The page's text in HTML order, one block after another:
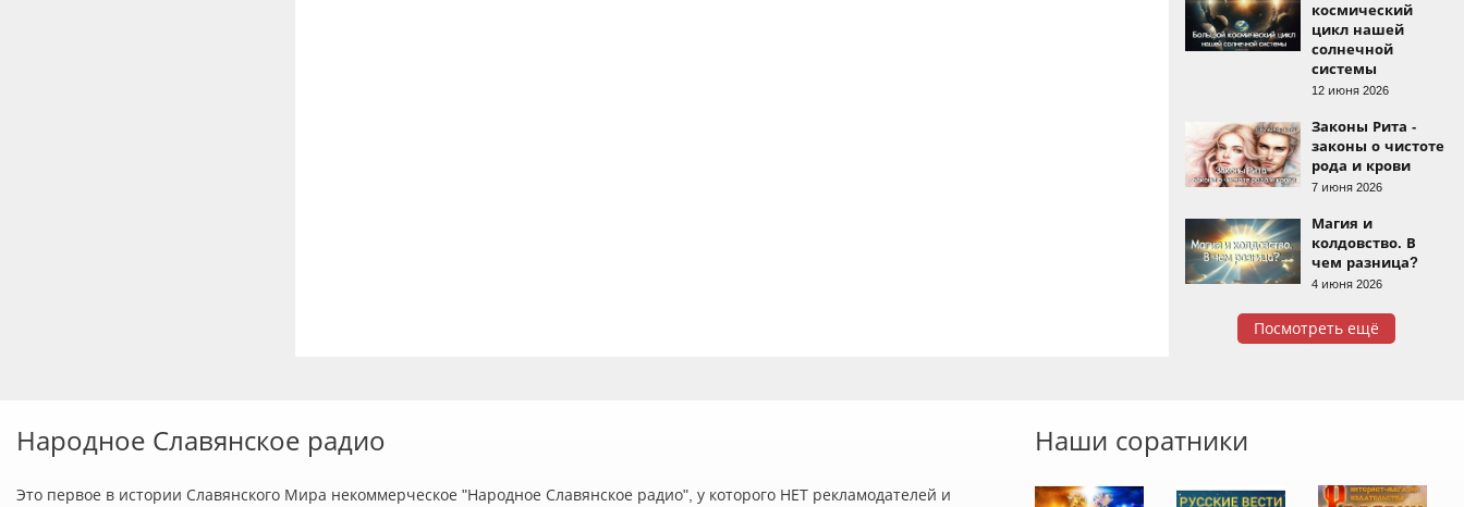
космический
цикл нашей
солнечной
системы
12 июня 2026
Законы Рита -
законы о чистоте
рода и крови
7 июня 2026
Магия и
колдовство. В
чем разница?
4 июня 2026
Посмотреть ещё
Народное Славянское радио
Это первое в истории Славянского Мира некоммерческое "Народное Славянское радио", у которого НЕТ рекламодателей и
Наши соратники